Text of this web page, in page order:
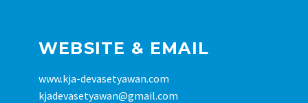
WEBSITE & EMAIL
www.kja-devasetyawan.com
kjadevasetyawan@gmail.com